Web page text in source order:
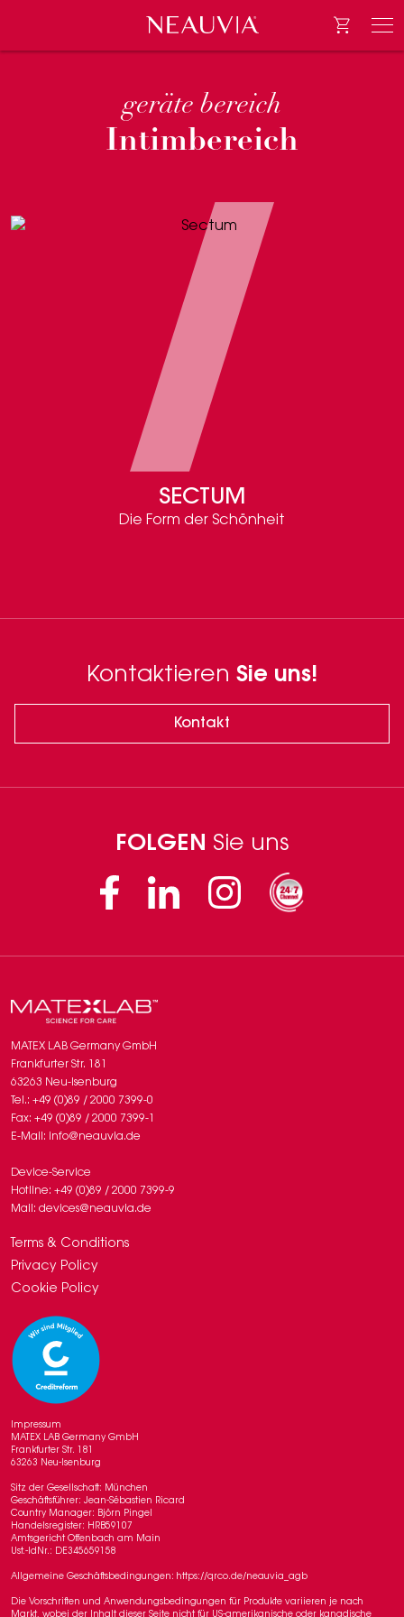
Neauvia Go to e-
geräte bereich
Intimbereich
SECTUM
Die Form der Schönheit
Kontaktieren Sie uns!
Kontakt
FOLGEN Sie uns
FacebookLinkedin Instagram
MATEX LAB Germany GmbH
Frankfurter Str. 181
63263 Neu-Isenburg
Tel.: +49 (0)89 / 2000 7399-0
Fax: +49 (0)89 / 2000 7399-1
E-Mail: info@neauvia.de
Device-Service
Hotline: +49 (0)89 / 2000 7399-9
Mail: devices@neauvia.de
Terms & Conditions
Privacy Policy
Cookie Policy
Impressum
MATEX LAB Germany GmbH
Frankfurter Str. 181
63263 Neu-Isenburg
Sitz der Gesellschaft: München
Geschäftsführer: Jean-Sébastien Ricard
Country Manager: Björn Pingel
Handelsregister: HRB59107
Amtsgericht Offenbach am Main
Ust.-IdNr.: DE345659158
Allgemeine Geschäftsbedingungen: https://qrco.de/neauvia_agb
Die Vorschriften und Anwendungsbedingungen für Produkte variieren je nach
Markt, wobei der Inhalt dieser Seite nicht für US-amerikanische oder kanadische